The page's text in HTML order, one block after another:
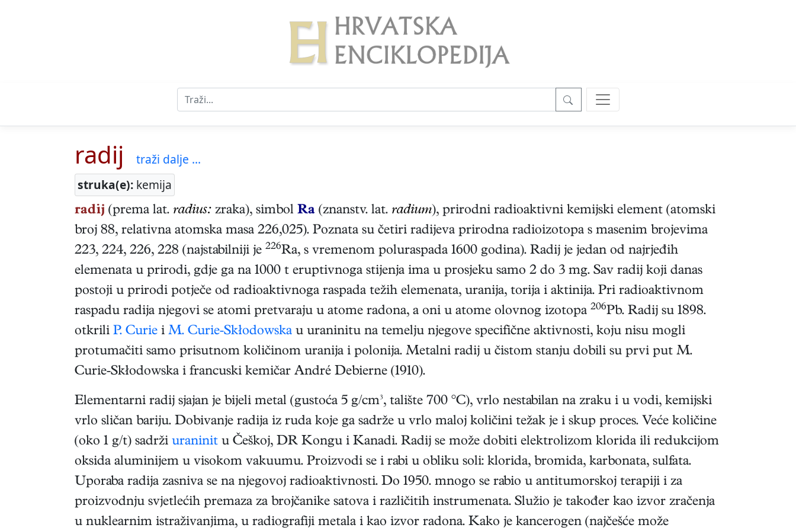
radij
traži dalje ...
struka(e): kemija
radij (prema lat. radius: zraka), simbol Ra (znanstv. lat. radium), prirodni radioaktivni kemijski element (atomski
broj 88, relativna atomska masa 226,025). Poznata su četiri radijeva prirodna radioizotopa s masenim brojevima
223, 224, 226, 228 (najstabilniji je 226Ra, s vremenom poluraspada 1600 godina). Radij je jedan od najrjeđih
elemenata u prirodi, gdje ga na 1000 t eruptivnoga stijenja ima u prosjeku samo 2 do 3 mg. Sav radij koji danas
postoji u prirodi potječe od radioaktivnoga raspada težih elemenata, uranija, torija i aktinija. Pri radioaktivnom
raspadu radija njegovi se atomi pretvaraju u atome radona, a oni u atome olovnog izotopa 206Pb. Radij su 1898.
otkrili P. Curie i M. Curie-Skłodowska u uraninitu na temelju njegove specifične aktivnosti, koju nisu mogli
protumačiti samo prisutnom količinom uranija i polonija. Metalni radij u čistom stanju dobili su prvi put M.
Curie-Skłodowska i francuski kemičar André Debierne (1910).
Elementarni radij sjajan je bijeli metal (gustoća 5 g/cm³, talište 700 °C), vrlo nestabilan na zraku i u vodi, kemijski
vrlo sličan bariju. Dobivanje radija iz ruda koje ga sadrže u vrlo maloj količini težak je i skup proces. Veće količine
(oko 1 g/t) sadrži uraninit u Češkoj, DR Kongu i Kanadi. Radij se može dobiti elektrolizom klorida ili redukcijom
oksida aluminijem u visokom vakuumu. Proizvodi se i rabi u obliku soli: klorida, bromida, karbonata, sulfata.
Uporaba radija zasniva se na njegovoj radioaktivnosti. Do 1950. mnogo se rabio u antitumorskoj terapiji i za
proizvodnju svjetlećih premaza za brojčanike satova i različitih instrumenata. Služio je također kao izvor zračenja
u nuklearnim istraživanjima, u radiografiji metala i kao izvor radona. Kako je kancerogen (najčešće može